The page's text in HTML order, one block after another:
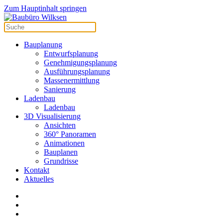
Zum Hauptinhalt springen
Bauplanung
Entwurfsplanung
Genehmigungsplanung
Ausführungsplanung
Massenermittlung
Sanierung
Ladenbau
Ladenbau
3D Visualisierung
Ansichten
360° Panoramen
Animationen
Bauplanen
Grundrisse
Kontakt
Aktuelles